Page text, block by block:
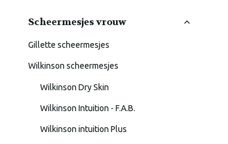
Scheermesjes vrouw
Gillette scheermesjes
Wilkinson scheermesjes
Wilkinson Dry Skin
Wilkinson Intuition - F.A.B.
Wilkinson intuition Plus